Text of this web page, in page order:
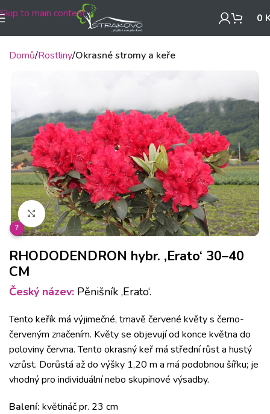
Skip to main content 0
Domů Rostliny Okrasné stromy a keře
Klikněte pro zvětšení
?
RHODODENDRON hybr. ‚Erato‘ 30–40
CM
Český název: Pěnišník ‚Erato‘.
Tento keřík má výjimečné, tmavě červené květy s černo-
červeným značením. Květy se objevují od konce května do
poloviny června.Tento okrasný keř má střední růst a hustý
vzrůst. Dorůstá až do výšky 1,20 m a má podobnou šířku; je
vhodný pro individuální nebo skupinové výsadby.
Balení: květináč pr. 23 cm